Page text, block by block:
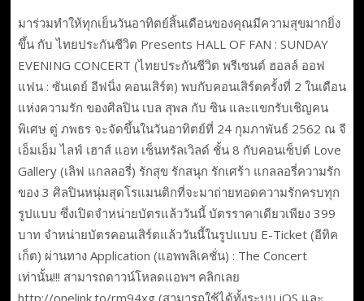
มาร่วมทำให้ทุกเย็นวันอาทิตย์สิ้นเดือนของคุณมีความสุขมากยิ่ง
ขึ้น กับ ไทยประกันชีวิต Presents HALL OF FAN : SUNDAY
EVENING CONCERT (ไทยประกันชีวิต พรีเซนต์ ฮอลล์ ออฟ
แฟน : ซันเดย์ อีฟนิ่ง คอนเสิร์ต) พบกับคอนเสิร์ตครั้งที่ 2 ในเดือน
แห่งความรัก ของศิลปิน เบล สุพล กับ ซิน และแขกรับเชิญคน
พิเศษ ตู่ ภพธร จะจัดขึ้นในวันอาทิตย์ที่ 24 กุมภาพันธ์ 2562 ณ จี
เอ็มเอ็ม ไลฟ์ เฮาส์ แอท เซ็นทรัลเวิลด์ ชั้น 8 กับคอนเซ็ปต์ Love
Gallery (เลิฟ แกลลอรี่) รักสุข รักสนุก รักเศร้า แกลลอรี่ความรัก
ของ 3 ศิลปินหนุ่มสุดโรแมนติกที่จะมาถ่ายทอดความรักครบทุก
รูปแบบ ซึ่งเปิดจำหน่ายบัตรแล้ววันนี้ บัตรราคาเดียวเพียง 399
บาท จำหน่ายบัตรคอนเสิร์ตแล้ววันนี้ในรูปแบบ E-Ticket (อีทิค
เก็ต) ผ่านทาง Application (แอพพลิเคชั่น) : The Concert
เท่านั้น!!! สามารถดาวน์โหลดแอพฯ คลิกเลย